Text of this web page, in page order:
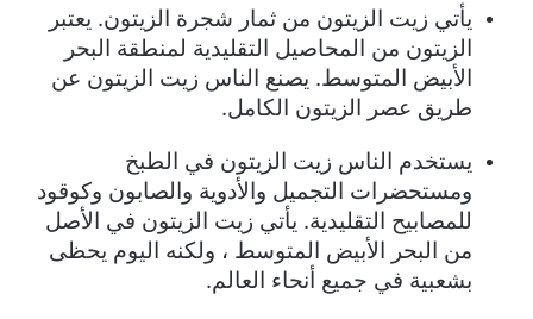
يأتي زيت الزيتون من ثمار شجرة الزيتون. يعتبر
الزيتون من المحاصيل التقليدية لمنطقة البحر
الأبيض المتوسط. يصنع الناس زيت الزيتون عن
طريق عصر الزيتون الكامل.
يستخدم الناس زيت الزيتون في الطبخ
ومستحضرات التجميل والأدوية والصابون وكوقود
للمصابيح التقليدية. يأتي زيت الزيتون في الأصل
من البحر الأبيض المتوسط ​​، ولكنه اليوم يحظى
بشعبية في جميع أنحاء العالم.